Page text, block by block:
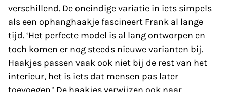
verschillend. De oneindige variatie in iets simpels
als een ophanghaakje fascineert Frank al lange
tijd. ‘Het perfecte model is al lang ontworpen en
toch komen er nog steeds nieuwe varianten bij.
Haakjes passen vaak ook niet bij de rest van het
interieur, het is iets dat mensen pas later
toevoegen.’ De haakjes verwijzen ook naar